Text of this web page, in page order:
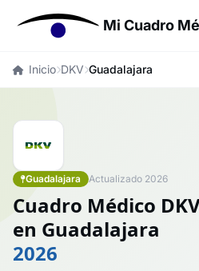
Mi Cuadro
Inicio DKV Guadalajara
Guadalajara Actualizado 2026
Cuadro Médico
en Guadalajara
2026